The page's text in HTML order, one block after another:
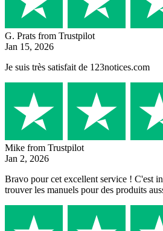
G. Prats from Trustpilot
Jan 15, 2026
Je suis très satisfait de 123notices.com
Mike from Trustpilot
Jan 2, 2026
Bravo pour cet excellent service ! C'est
trouver les manuels pour des produits